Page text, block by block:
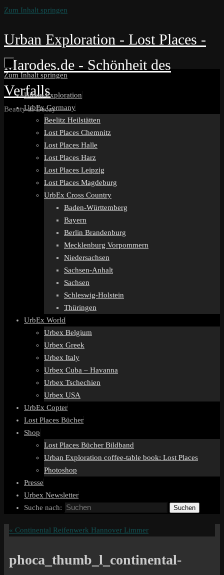
Zum Inhalt springen
Urban Exploration - Lost Places -
Marodes.de - Schönheit des
Verfalls
Beauty in Decay
Zum Inhalt springen
Urban Exploration
UrbEx Germany
Beelitz Heilstätten
Lost Places Chemnitz
Lost Places Halle
Lost Places Harz
Lost Places Leipzig
Lost Places Magdeburg
UrbEx Cross Country
Baden-Württemberg
Bayern
Berlin Brandenburg
Mecklenburg Vorpommern
Niedersachsen
Sachsen-Anhalt
Sachsen
Schleswig-Holstein
Thüringen
UrbEx World
Urbex Belgium
Urbex Greek
Urbex Italy
Urbex Cuba – Havanna
Urbex Tschechien
Urbex USA
UrbEx Copter
Lost Places Bücher
Shop
Lost Places Bücher Bildband
Urban Exploration coffee-table book: Lost Places
Photoshop
Presse
Urbex Newsletter
Suche nach:
Suchen
« Continental Reifenwerk Hannover Limmer
phoca_thumb_l_continental-